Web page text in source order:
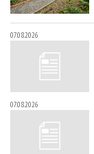
07.08.2026
07.08.2026